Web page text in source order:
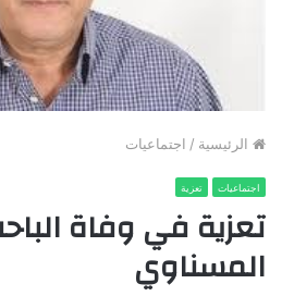
الرئيسية / اجتماعيات
اجتماعيات تعزية
تعزية في وفاة
المسناوي